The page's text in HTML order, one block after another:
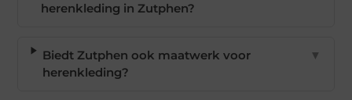
herenkleding in Zutphen?
Biedt Zutphen ook maatwerk voor
herenkleding?
▼